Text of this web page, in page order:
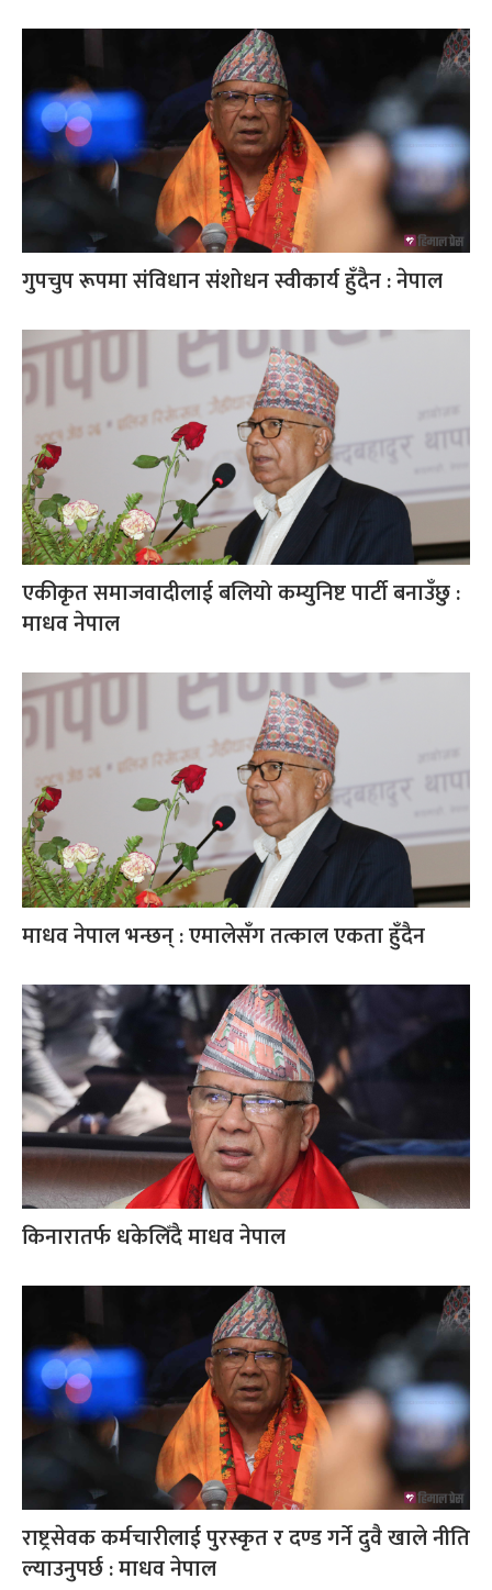
गुपचुप रूपमा संविधान संशोधन स्वीकार्य हुँदैन : नेपाल
एकीकृत समाजवादीलाई बलियो कम्युनिष्ट पार्टी बनाउँछु :
माधव नेपाल
माधव नेपाल भन्छन् : एमालेसँग तत्काल एकता हुँदैन
किनारातर्फ धकेलिँदै माधव नेपाल
राष्ट्रसेवक कर्मचारीलाई पुरस्कृत र दण्ड गर्ने दुवै खाले नीति
ल्याउनुपर्छ : माधव नेपाल